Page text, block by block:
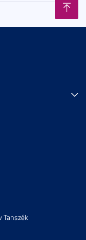
Tanszék